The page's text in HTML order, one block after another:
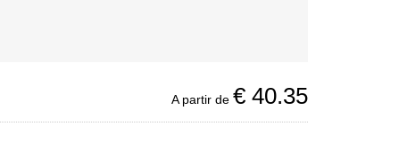
A partir de € 40.35